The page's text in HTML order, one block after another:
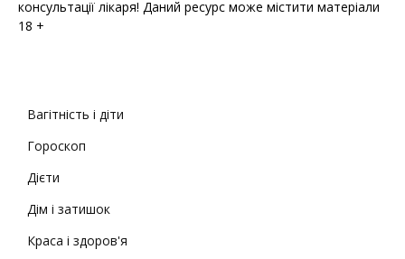
консультації лікаря! Даний ресурс може містити матеріали
18 +
Вагітність і діти
Гороскоп
Дієти
Дім і затишок
Краса і здоров'я